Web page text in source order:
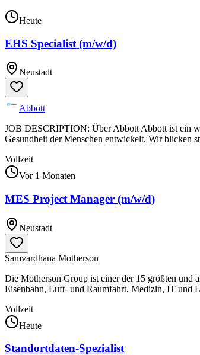
Heute
EHS Specialist (m/w/d)
Neustadt
Abbott
JOB DESCRIPTION: Über Abbott Abbott ist ein
Gesundheit der Menschen entwickelt. Wir blicken
Vollzeit
Vor 1 Monaten
MES Project Manager (m/w/d)
Neustadt
Samvardhana Motherson
Die Motherson Group ist einer der 15 größten und
Eisenbahn, Luft- und Raumfahrt, Medizin, IT und
Vollzeit
Heute
Standortdaten-Spezialist